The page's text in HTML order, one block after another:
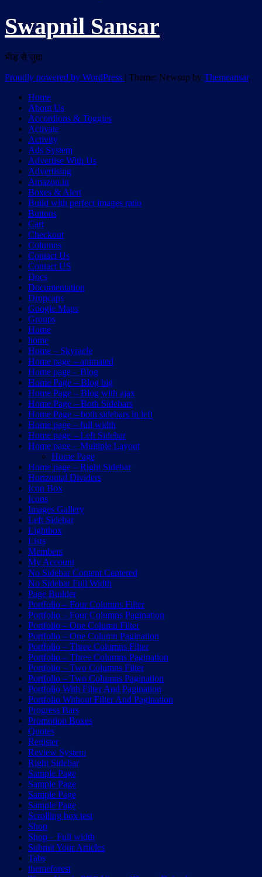
Swapnil Sansar
भीड़ से जुदा
Proudly powered by WordPress
Theme: Newsup by Themeansar.
Home
About Us
Accordions & Toggles
Activate
Activity
Ads System
Advertise With Us
Advertising
Amazon.in
Boxes & Alert
Build with perfect images ratio
Buttons
Cart
Checkout
Columns
Contact Us
Contact US
Docs
Documentation
Dropcaps
Google Maps
Groups
Home
home
Home – Skyracle
Home page – animated
Home page – Blog
Home Page – Blog big
Home Page – Blog with ajax
Home Page – Both Sidebars
Home Page – both sidebars in left
Home page – full width
Home page – Left Sidebar
Home page – Multiple Layout
Home Page
Home page – Right Sidebar
Horizontal Dividers
Icon Box
Icons
Images Gallery
Left Sidebar
Lightbox
Lists
Members
My Account
No Sidebar Content Centered
No Sidebar Full Width
Page Builder
Portfolio – Four Columns Filter
Portfolio – Four Columns Pagination
Portfolio – One Column Filter
Portfolio – One Column Pagination
Portfolio – Three Columns Filter
Portfolio – Three Columns Pagination
Portfolio – Two Columns Filter
Portfolio – Two Columns Pagination
Portfolio With Filter And Pagination
Portfolio Without Filter And Pagination
Progress Bars
Promotion Boxes
Quotes
Register
Review System
Right Sidebar
Sample Page
Sample Page
Sample Page
Sample Page
Scrolling box test
Shop
Shop – Full width
Submit Your Articles
Tabs
themeforest